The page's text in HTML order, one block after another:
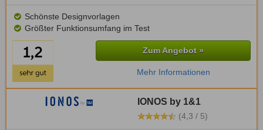
Schönste Designvorlagen
Größter Funktionsumfang im Test
Zum Angebot »
Mehr Informationen
IONOS by 1&1
(4,3 / 5)